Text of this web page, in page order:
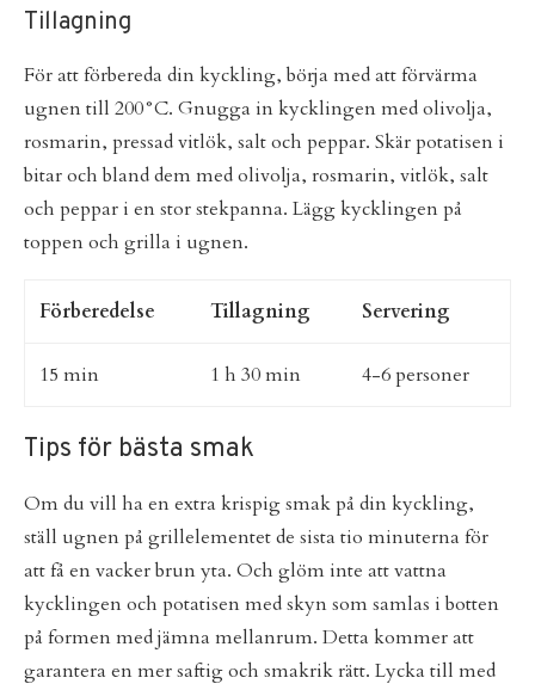
Tillagning
För att förbereda din kyckling, börja med att förvärma
ugnen till 200°C. Gnugga in kycklingen med olivolja,
rosmarin, pressad vitlök, salt och peppar. Skär potatisen i
bitar och bland dem med olivolja, rosmarin, vitlök, salt
och peppar i en stor stekpanna. Lägg kycklingen på
toppen och grilla i ugnen.
Förberedelse Tillagning Servering
15 min 1 h 30 min 4-6 personer
Tips för bästa smak
Om du vill ha en extra krispig smak på din kyckling,
ställ ugnen på grillelementet de sista tio minuterna för
att få en vacker brun yta. Och glöm inte att vattna
kycklingen och potatisen med skyn som samlas i botten
på formen med jämna mellanrum. Detta kommer att
garantera en mer saftig och smakrik rätt. Lycka till med